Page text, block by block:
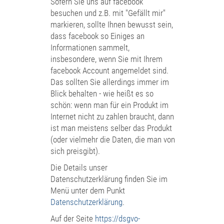
besuchen und z.B. mit "Gefällt mir"
markieren, sollte Ihnen bewusst sein,
dass facebook so Einiges an
Informationen sammelt,
insbesondere, wenn Sie mit Ihrem
facebook Account angemeldet sind.
Das sollten Sie allerdings immer im
Blick behalten - wie heißt es so
schön: wenn man für ein Produkt im
Internet nicht zu zahlen braucht, dann
ist man meistens selber das Produkt
(oder vielmehr die Daten, die man von
sich preisgibt).
Die Details unser
Datenschutzerklärung finden Sie im
Menü unter dem Punkt
Datenschutzerklärung.
Auf der Seite https://dsgvo-